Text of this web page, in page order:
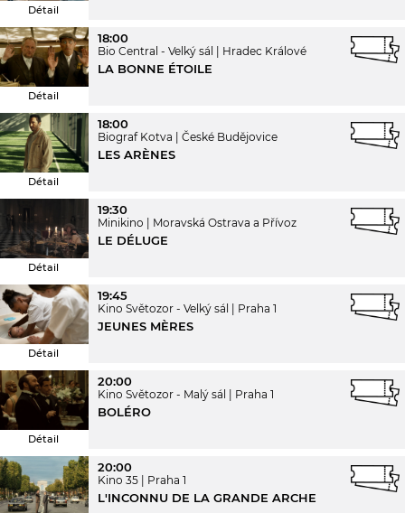
Détail
Détail
18:00
Bio Central - Velký sál Hradec Králové
LA BONNE ÉTOILE
Détail
18:00
Biograf Kotva České Budějovice
LES ARÈNES
Détail
19:30
Minikino Moravská Ostrava a Přívoz
LE DÉLUGE
Détail
19:45
Kino Světozor - Velký sál Praha 1
JEUNES MÈRES
Détail
20:00
Kino Světozor - Malý sál Praha 1
BOLÉRO
20:00
Kino 35 Praha 1
L'INCONNU DE LA GRANDE ARCHE